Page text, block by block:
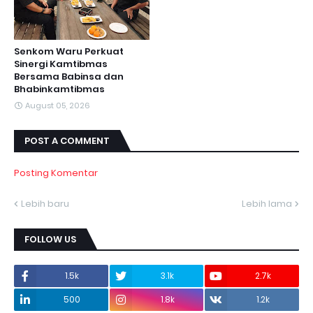
Senkom Waru Perkuat
Sinergi Kamtibmas
Bersama Babinsa dan
Bhabinkamtibmas
August 05, 2026
POST A COMMENT
Posting Komentar
Lebih baru Lebih lama
FOLLOW US
1.5k 3.1k
2.7k
500
1.8k 1.2k